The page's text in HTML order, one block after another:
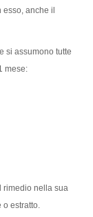
anche il
si assumono tutte
mese:
rimedio nella sua
o estratto.